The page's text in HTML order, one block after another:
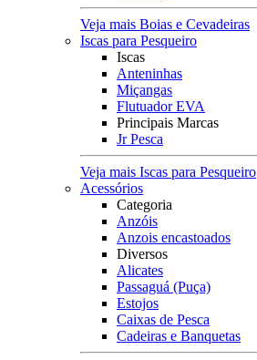
Veja mais Boias e Cevadeiras
Iscas para Pesqueiro
Iscas
Anteninhas
Miçangas
Flutuador EVA
Principais Marcas
Jr Pesca
Veja mais Iscas para Pesqueiro
Acessórios
Categoria
Anzóis
Anzois encastoados
Diversos
Alicates
Passaguá (Puça)
Estojos
Caixas de Pesca
Cadeiras e Banquetas